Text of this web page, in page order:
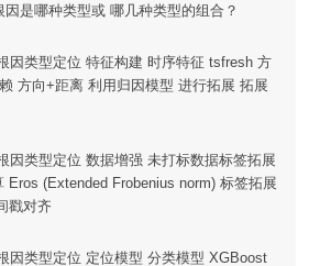
是哪种类型或 哪几种类型的组合？
因类型定位 特征构建 时序特征 tsfresh 方
方向+距离 利用归因模型 进行拓展 拓展
因类型定位 数据增强 未打标数据标签拓展
Eros (Extended Frobenius norm) 标签拓展
戳对齐
因类型定位 定位模型 分类模型 XGBoost